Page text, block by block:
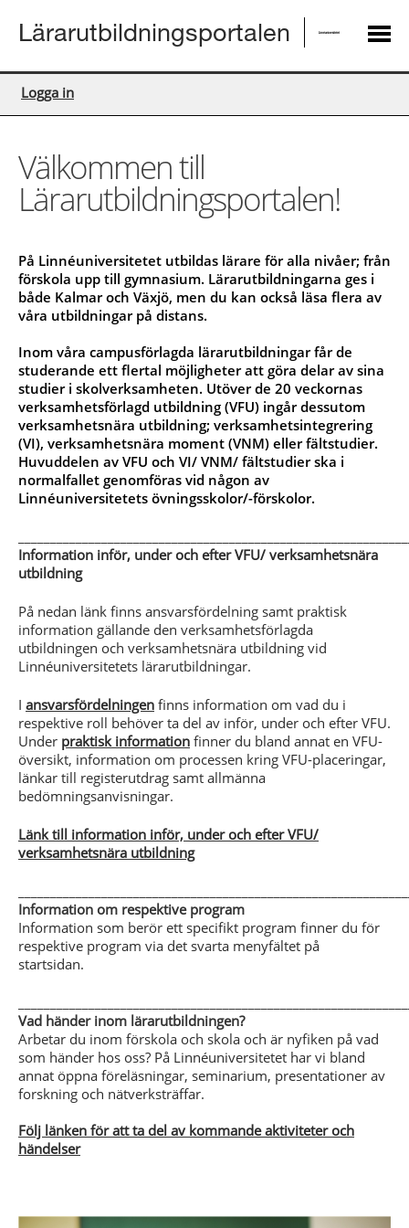
Lärarutbildningsportalen
Logga in
Välkommen till
Lärarutbildningsportalen!
På Linnéuniversitetet utbildas lärare för alla nivåer; från
förskola upp till gymnasium. Lärarutbildningarna ges i
både Kalmar och Växjö, men du kan också läsa flera av
våra utbildningar på distans.
Inom våra campusförlagda lärarutbildningar får de
studerande ett flertal möjligheter att göra delar av sina
studier i skolverksamheten. Utöver de 20 veckornas
verksamhetsförlagd utbildning (VFU) ingår dessutom
verksamhetsnära utbildning; verksamhetsintegrering
(VI), verksamhetsnära moment (VNM) eller fältstudier.
Huvuddelen av VFU och VI/ VNM/ fältstudier ska i
normalfallet genomföras vid någon av
Linnéuniversitetets övningsskolor/-förskolor.
Information inför, under och efter VFU/ verksamhetsnära
utbildning
På nedan länk finns ansvarsfördelning samt praktisk
information gällande den verksamhetsförlagda
utbildningen och verksamhetsnära utbildning vid
Linnéuniversitetets lärarutbildningar.
I ansvarsfördelningen finns information om vad du i
respektive roll behöver ta del av inför, under och efter VFU.
Under praktisk information finner du bland annat en VFU-
översikt, information om processen kring VFU-placeringar,
länkar till registerutdrag samt allmänna
bedömningsanvisningar.
Länk till information inför, under och efter VFU/
verksamhetsnära utbildning
Information om respektive program
Information som berör ett specifikt program finner du för
respektive program via det svarta menyfältet på
startsidan.
Vad händer inom lärarutbildningen?
Arbetar du inom förskola och skola och är nyfiken på vad
som händer hos oss? På Linnéuniversitetet har vi bland
annat öppna föreläsningar, seminarium, presentationer av
forskning och nätverksträffar.
Följ länken för att ta del av kommande aktiviteter och
händelser